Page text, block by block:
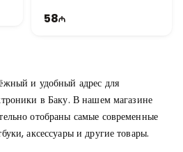
58
и удобный адрес для
в Баку. В нашем магазине
отобраны самые современные
аксессуары и другие товары.